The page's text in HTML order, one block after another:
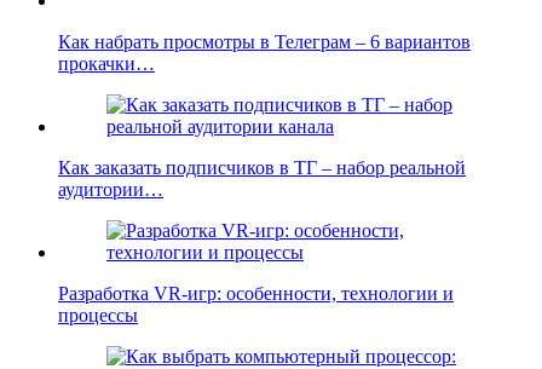
Как набрать просмотры в Телеграм – 6 вариантов
прокачки…
Как заказать подписчиков в ТГ – набор реальной
аудитории…
Разработка VR-игр: особенности, технологии и
процессы